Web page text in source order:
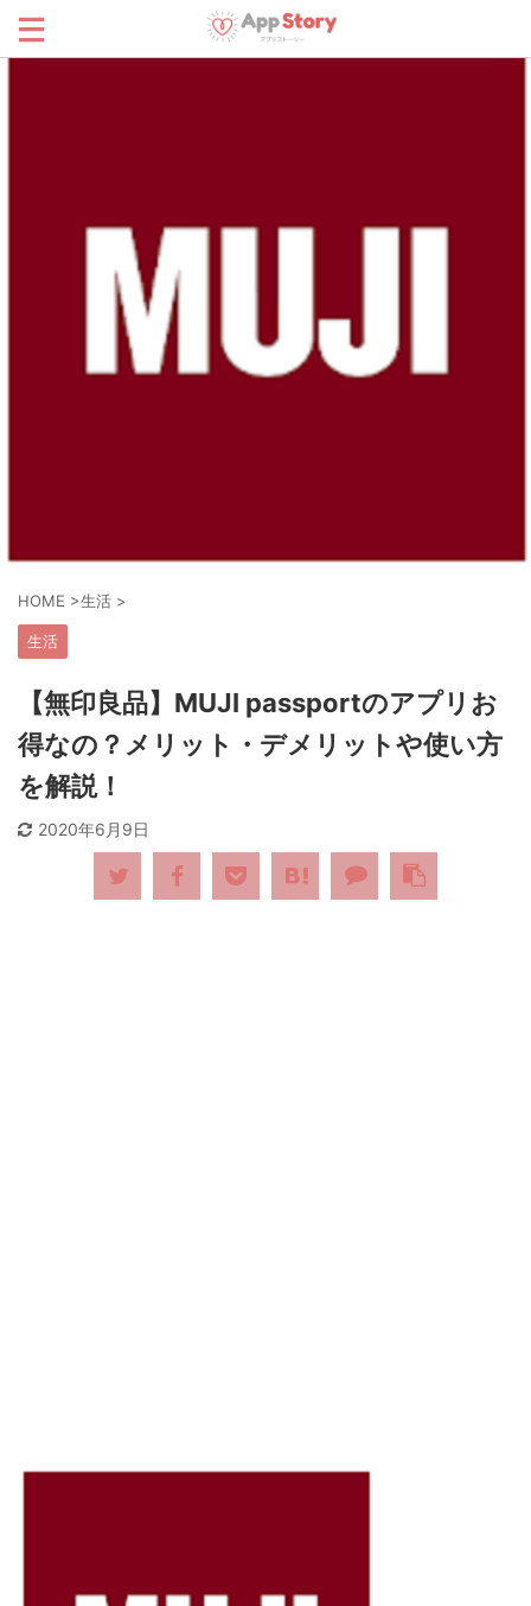
HOME >生活 >
生活
【無印良品】MUJI passportのアプリお
得なの？メリット・デメリットや使い方
を解説！
2020年6月9日